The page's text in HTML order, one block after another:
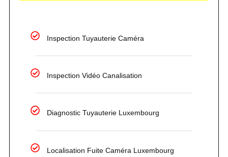
Inspection Tuyauterie Caméra
Inspection Vidéo Canalisation
Diagnostic Tuyauterie Luxembourg
Localisation Fuite Caméra Luxembourg